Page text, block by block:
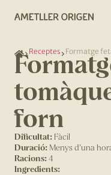
Receptes Formatge
forn
Dificultat: Fàcil
Duració: Menys d'una
Racions:4
Ingredients: